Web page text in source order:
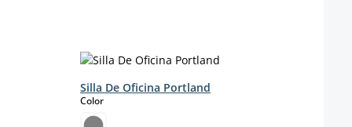
Silla De Oficina Portland
Colorselect